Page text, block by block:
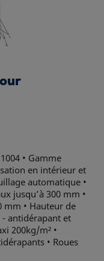
• Gamme
en intérieur et
automatique •
jusqu’à 300 mm •
mm • Hauteur de
- antidérapant et
200kg/m² •
• Roues